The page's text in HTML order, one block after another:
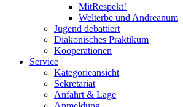
MitRespekt!
Welterbe und Andreanum
Jugend debattiert
Diakonisches Praktikum
Kooperationen
Service
Kategorieansicht
Sekretariat
Anfahrt & Lage